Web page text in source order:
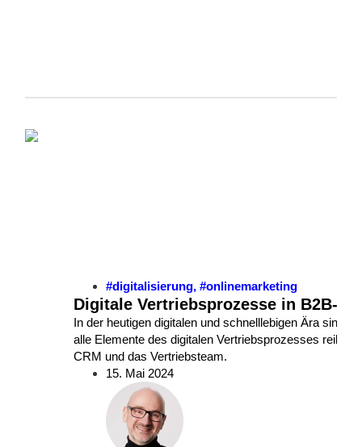
#digitalisierung,#onlinemarketing
Digitale Vertriebsprozesse in B2B-
In der heutigen digitalen und schnelllebigen Ära sind
alle Elemente des digitalen Vertriebsprozesses
CRM und das Vertriebsteam.
15. Mai 2024